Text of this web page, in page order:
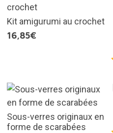
Kit amigurumi au crochet
16,85€
Sous-verres originaux en
forme de scarabées